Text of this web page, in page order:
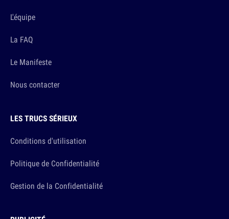
L'équipe
La FAQ
Le Manifeste
Nous contacter
LES TRUCS SÉRIEUX
Conditions d'utilisation
Politique de Confidentialité
Gestion de la Confidentialité